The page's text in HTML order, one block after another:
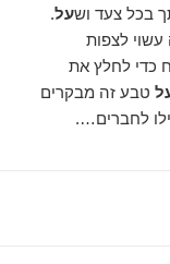
בכל צעד ושעל.
לצפות
כדי לחלץ את
טבע זה מבקרים
לחברים….